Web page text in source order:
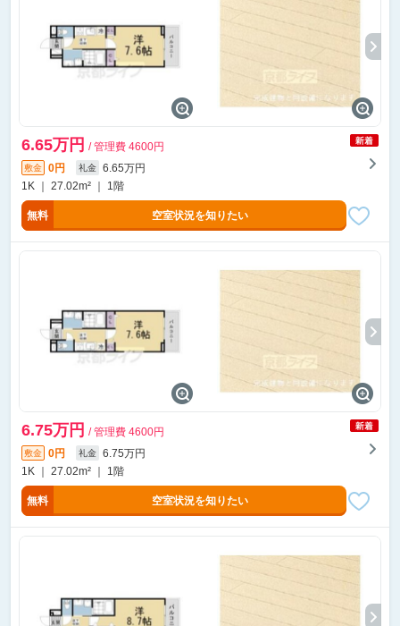
6.65万円 / 管理費 4600円
敷金 0円 礼金
6.65万円
1K ｜ 27.02m² ｜ 1階
無料 空室状況を知りたい
6.75万円 / 管理費 4600円
敷金 0円 礼金
6.75万円
1K ｜ 27.02m² ｜ 1階
無料 空室状況を知りたい